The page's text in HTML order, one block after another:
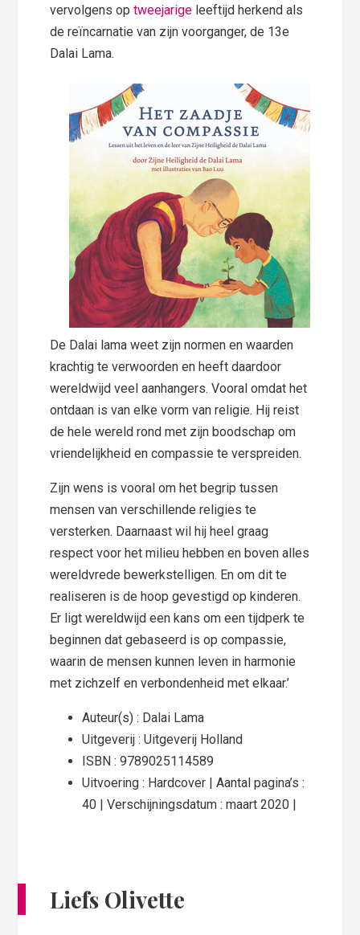
vervolgens optweejarige leeftijd herkend als
de reïncarnatie van zijn voorganger, de 13e
Dalai Lama.
De Dalai lama weet zijn normen en waarden
krachtig te verwoorden en heeft daardoor
wereldwijd veel aanhangers. Vooral omdat het
ontdaan is van elke vorm van religie. Hij reist
de hele wereld rond met zijn boodschap om
vriendelijkheid en compassie te verspreiden.
Zijn wens is vooral om het begrip tussen
mensen van verschillende religies te
versterken. Daarnaast wil hij heel graag
respect voor het milieu hebben en boven alles
wereldvrede bewerkstelligen. En om dit te
realiseren is de hoop gevestigd op kinderen.
Er ligt wereldwijd een kans om een tijdperk te
beginnen dat gebaseerd is op compassie,
waarin de mensen kunnen leven in harmonie
met zichzelf en verbondenheid met elkaar.’
Auteur(s) : Dalai Lama
Uitgeverij : Uitgeverij Holland
ISBN : 9789025114589
Uitvoering : Hardcover | Aantal pagina’s :
40 | Verschijningsdatum : maart 2020 |
Liefs Olivette